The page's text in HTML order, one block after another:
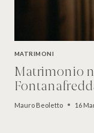
MATRIMONI
Matrimonio
Mauro Beoletto 16